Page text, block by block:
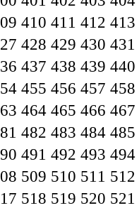
410 411 412 413
428 429 430 431
437 438 439 440
455 456 457 458
464 465 466 467
482 483 484 485
491 492 493 494
509 510 511 512
518 519 520 521